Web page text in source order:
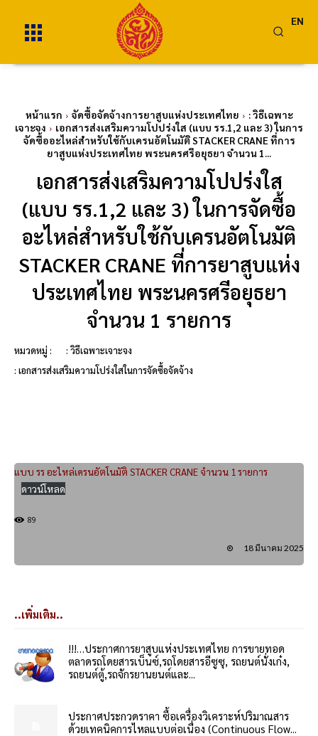
EN
หน้าแรก จัดซื้อจัดจ้างการยาสูบแห่งประเทศไทย
: วิธีเฉพาะ
เจาะจง
เอกสารส่งเสริมความโปปร่งใส (แบบ รร.1,2 และ 3) ในการ
จัดซื้ออะไหล่สำหรับใช้กับเครนอัตโนมัติ STACKER CRANE ที่การ
ยาสูบแห่งประเทศไทย พระนครศรีอยุธยา จำนวน 1...
เอกสารส่งเสริมความโปปร่งใส
(แบบ รร.1,2 และ 3) ในการจัดซื้อ
อะไหล่สำหรับใช้กับเครนอัตโนมัติ
STACKER CRANE ที่การยาสูบแห่ง
ประเทศไทย พระนครศรีอยุธยา
จำนวน 1 รายการ
หมวดหมู่ :
: วิธีเฉพาะเจาะจง
: เอกสารส่งเสริมความโปร่งใสในการจัดซื้อจัดจ้าง
แบบ รร อะไหล่เครนอัตโนมัติ STACKER CRANE จำนวน 1 รายการ
ดาวน์โหลด
89
18 มีนาคม 2025
..เพิ่มเติม..
!!!…ประกาศการยาสูบแห่งประเทศไทย การขายทอด
ตลาดรถโดยสารเบ็นซ์,รถโดยสารอีซูซุ, รถยนต์นั่งเก๋ง,
รถยนต์ตู้,รถจักรยานยนต์และ...
ประกาศประกวดราคา ซื้อเครื่องวิเคราะห์ปริมาณสาร
ด้วยเทคนิคการไหลแบบต่อเนื่อง (Continuous Flow...